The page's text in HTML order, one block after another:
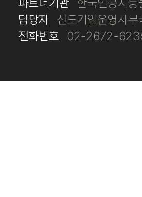
파트너기관 한국인공지능
담당자 선도기업운영사무
전화번호
02-2672-